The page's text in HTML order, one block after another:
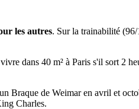
les autres. Sur la trainabilité
dans 40 m² à Paris s'il sort 2
Braque de Weimar en avril et
Charles.